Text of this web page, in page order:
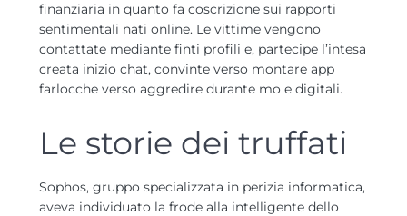
finanziaria in quanto fa coscrizione sui rapporti
sentimentali nati online. Le vittime vengono
contattate mediante finti profili e, partecipe l’intesa
creata inizio chat, convinte verso montare app
farlocche verso aggredire durante mo e digitali.
Le storie dei truffati
Sophos, gruppo specializzata in perizia informatica,
aveva individuato la frode alla intelligente dello